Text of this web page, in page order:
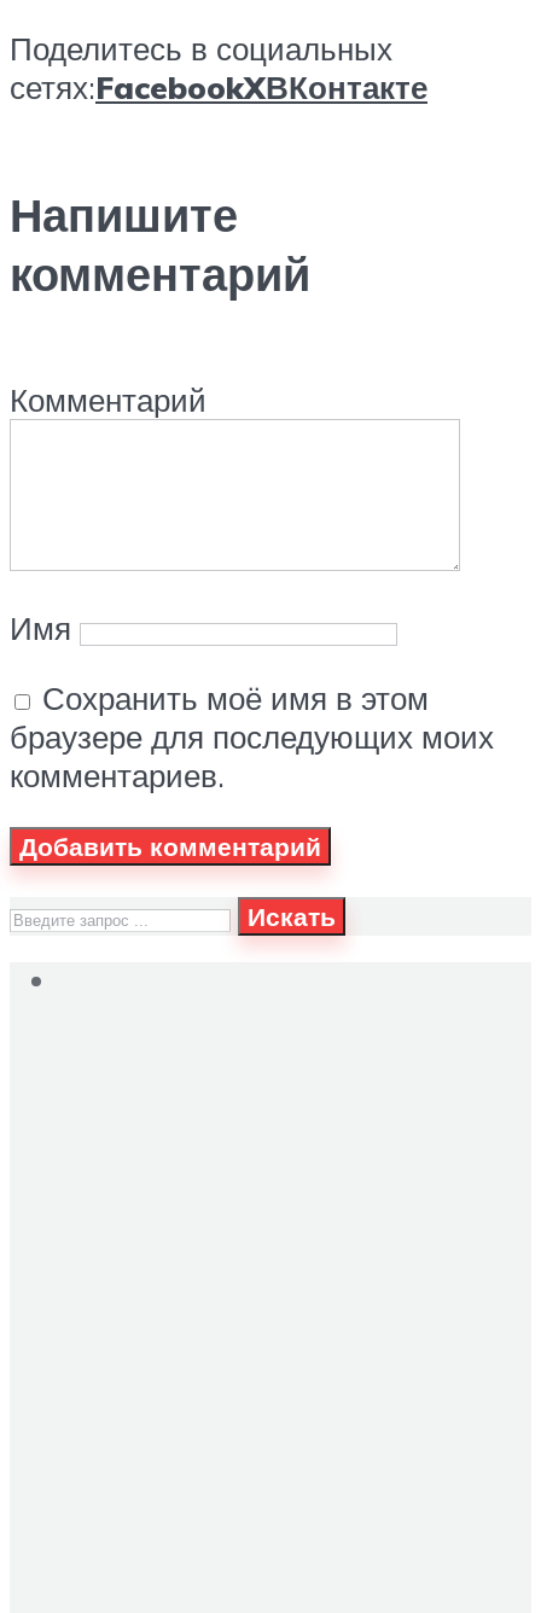
Поделитесь в социальных
сетях:FacebookXВКонтакте
Напишите
комментарий
Комментарий
Имя
Сохранить моё имя в этом
браузере для последующих моих
комментариев.
Искать